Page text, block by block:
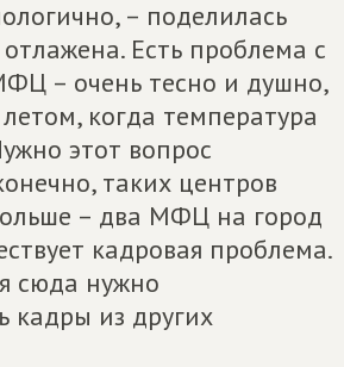
– поделилась
Есть проблема с
– очень тесно и душно,
когда температура
этот вопрос
таких центров
– два МФЦ на город
кадровая проблема.
сюда нужно
кадры из других